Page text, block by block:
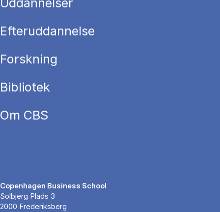
Uddannelser
Efteruddannelse
Forskning
Bibliotek
Om CBS
Copenhagen Business School
Solbjerg Plads 3
2000 Frederiksberg